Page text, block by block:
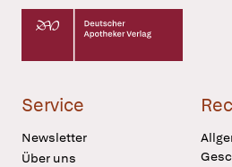
Deutscher Apotheker Verlag
Service
Newsletter
Über uns